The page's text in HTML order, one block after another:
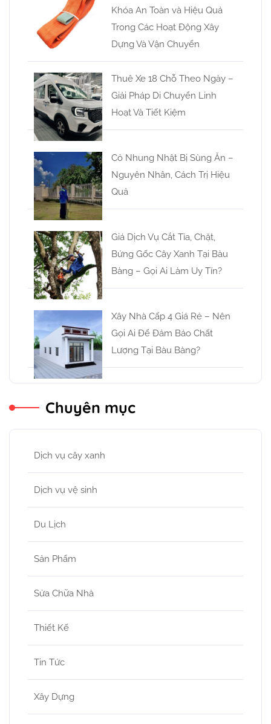
Khóa An Toàn và Hiệu Quả
Trong Các Hoạt Động Xây
Dựng Và Vận Chuyển
Thuê Xe 18 Chỗ Theo Ngày –
Giải Pháp Di Chuyển Linh
Hoạt Và Tiết Kiệm
Cỏ Nhung Nhật Bị Sùng Ăn –
Nguyên Nhân, Cách Trị Hiệu
Quả
Giá Dịch Vụ Cắt Tỉa, Chặt,
Bứng Gốc Cây Xanh Tại Bàu
Bàng – Gọi Ai Làm Uy Tín?
Xây Nhà Cấp 4 Giá Rẻ – Nên
Gọi Ai Để Đảm Bảo Chất
Lượng Tại Bàu Bàng?
Chuyên mục
Dịch vụ cây xanh
Dịch vụ vệ sinh
Du Lịch
Sản Phẩm
Sửa Chữa Nhà
Thiết Kế
Tin Tức
Xây Dựng